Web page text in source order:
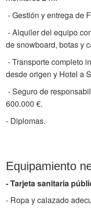
- Gestión y entrega de
- Alquiler del equipo
de snowboard, botas y
- Transporte completo
desde origen y Hotel a
- Seguro de
600.000 €.
- Diplomas.
Equipamiento
- Tarjeta sanitaria
- Ropa y calazado